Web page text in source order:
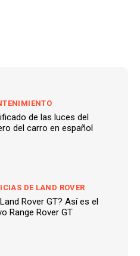
de las luces del
del carro en español
DE LAND ROVER
Rover GT? Así es el
Range Rover GT